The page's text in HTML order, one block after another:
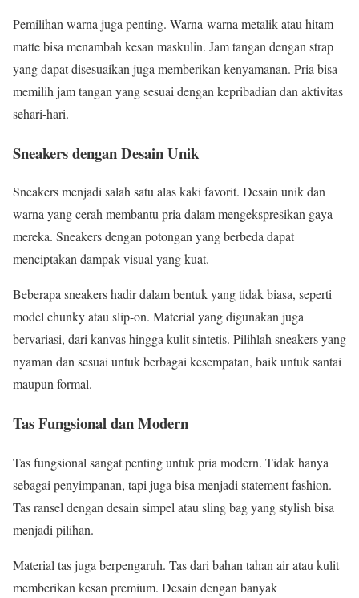
Pemilihan warna juga penting. Warna-warna metalik atau hitam
matte bisa menambah kesan maskulin. Jam tangan dengan strap
yang dapat disesuaikan juga memberikan kenyamanan. Pria bisa
memilih jam tangan yang sesuai dengan kepribadian dan aktivitas
sehari-hari.
Sneakers dengan Desain Unik
Sneakers menjadi salah satu alas kaki favorit. Desain unik dan
warna yang cerah membantu pria dalam mengekspresikan gaya
mereka. Sneakers dengan potongan yang berbeda dapat
menciptakan dampak visual yang kuat.
Beberapa sneakers hadir dalam bentuk yang tidak biasa, seperti
model chunky atau slip-on. Material yang digunakan juga
bervariasi, dari kanvas hingga kulit sintetis. Pilihlah sneakers yang
nyaman dan sesuai untuk berbagai kesempatan, baik untuk santai
maupun formal.
Tas Fungsional dan Modern
Tas fungsional sangat penting untuk pria modern. Tidak hanya
sebagai penyimpanan, tapi juga bisa menjadi statement fashion.
Tas ransel dengan desain simpel atau sling bag yang stylish bisa
menjadi pilihan.
Material tas juga berpengaruh. Tas dari bahan tahan air atau kulit
memberikan kesan premium. Desain dengan banyak